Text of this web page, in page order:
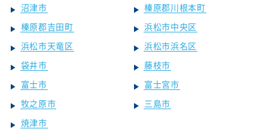
沼津市
榛原郡川根本町
榛原郡吉田町
浜松市中央区
浜松市天竜区
浜松市浜名区
袋井市
藤枝市
富士市
富士宮市
牧之原市
三島市
焼津市